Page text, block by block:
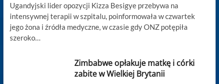
Ugandyjski lider opozycji Kizza Besigye przebywa na
intensywnej terapii w szpitalu, poinformowała w czwartek
jego żona i źródła medyczne, w czasie gdy ONZ potępiła
szeroko…
Zimbabwe opłakuje matkę i córki
zabite w Wielkiej Brytanii